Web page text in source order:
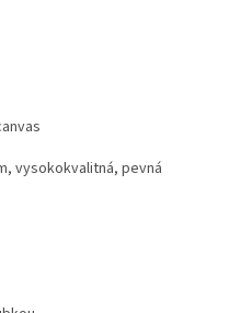
vysokokvalitná, pevná